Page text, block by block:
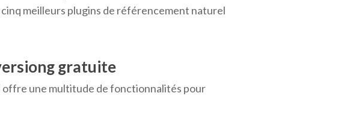
meilleurs plugins de référencement naturel
gratuite
offre une multitude de fonctionnalités pour